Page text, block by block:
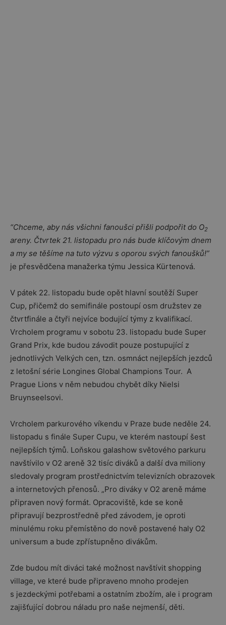
“Chceme, aby nás všichni fanoušci přišli podpořit do O2
areny. Čtvrtek 21. listopadu pro nás bude klíčovým dnem
a my se těšíme na tuto výzvu s oporou svých fanoušků!”
je přesvědčena manažerka týmu Jessica Kürtenová.
V pátek 22. listopadu bude opět hlavní soutěží Super
Cup, přičemž do semifinále postoupí osm družstev ze
čtvrtfinále a čtyři nejvíce bodující týmy z kvalifikací.
Vrcholem programu v sobotu 23. listopadu bude Super
Grand Prix, kde budou závodit pouze postupující z
jednotlivých Velkých cen, tzn. osmnáct nejlepších jezdců
z letošní série Longines Global Champions Tour. A
Prague Lions v něm nebudou chybět díky Nielsi
Bruynseelsovi.
Vrcholem parkurového víkendu v Praze bude neděle 24.
listopadu s finále Super Cupu, ve kterém nastoupí šest
nejlepších týmů. Loňskou galashow světového parkuru
navštívilo v O2 areně 32 tisíc diváků a další dva miliony
sledovaly program prostřednictvím televizních obrazovek
a internetových přenosů. „Pro diváky v O2 areně máme
připraven nový formát. Opracoviště, kde se koně
připravují bezprostředně před závodem, je oproti
minulému roku přemístěno do nově postavené haly O2
universum a bude zpřístupněno divákům.
Zde budou mít diváci také možnost navštívit shopping
village, ve které bude připraveno mnoho prodejen
s jezdeckými potřebami a ostatním zbožím, ale i program
zajišťující dobrou náladu pro naše nejmenší, děti.